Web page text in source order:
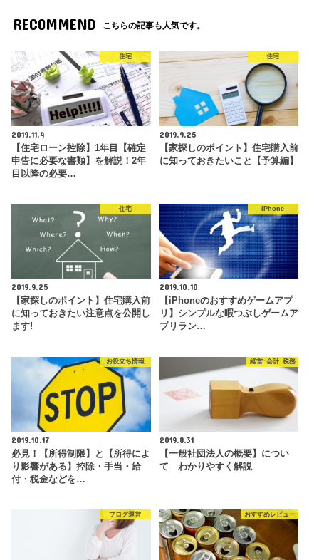
RECOMMEND こちらの記事も人気です。
住宅
2019.11.4
【住宅ローン控除】1年目【確定
申告に必要な書類】を解説！2年
目以降の必要…
住宅
2019.9.25
【家探しのポイント】住宅購入前
に知っておきたいこと【予算編】
住宅
2019.9.25
【家探しのポイント】住宅購入前
に知っておきたい注意点を公開し
ます!
iPhone
2019.10.10
【iPhoneのおすすめゲームアプ
リ】シンプルな暇つぶしゲームア
プリラン…
お役立ち情報
2019.10.17
必見！【所得制限】と【所得によ
り影響がある】控除・手当・給
付・税金などを…
経営･会計･税務
2019.8.31
【一般社団法人の概要】につい
て わかりやすく解説
ブログ運営 おすすめレビュー